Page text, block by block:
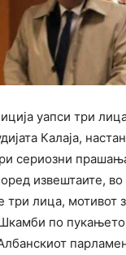
уапси три
Калаја,
сериозни
извештаите,
лица, мотивот
по